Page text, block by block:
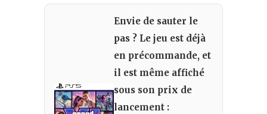
Envie de sauter le
pas ? Le jeu est déjà
en précommande, et
il est même affiché
sous son prix de
lancement :